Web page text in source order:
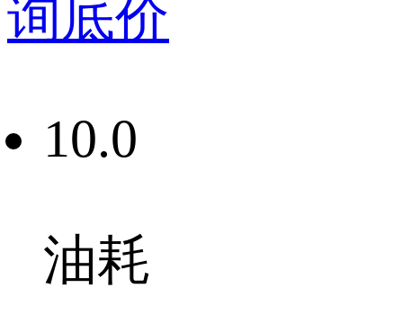
询底价
10.0
油耗